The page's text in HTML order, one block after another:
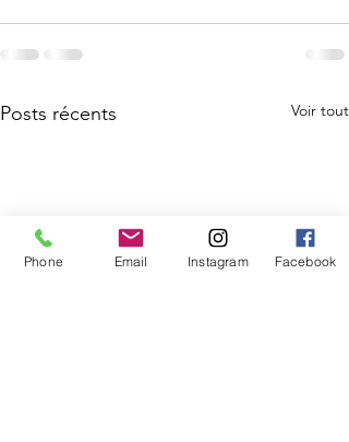
Posts récents Voir tout
Phone Email Instagram Facebook